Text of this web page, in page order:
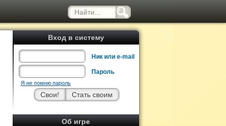
Вход в систему
Ник или e-mail
Пароль
Я не помню пароль
Об игре